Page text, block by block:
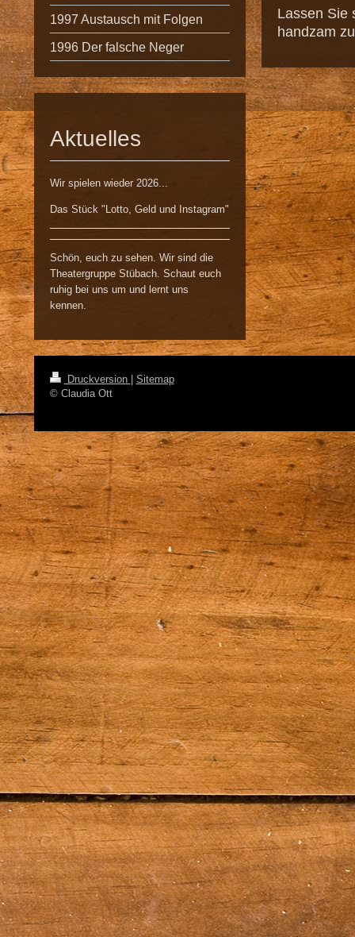
Lassen Sie
handzam
1997 Austausch mit Folgen
1996 Der falsche Neger
Aktuelles
Wir spielen wieder 2026...
Das Stück "Lotto, Geld und Instagram"
Schön, euch zu sehen. Wir sind die
Theatergruppe Stübach. Schaut euch
ruhig bei uns um und lernt uns
kennen.
Druckversion
Sitemap
© Claudia Ott